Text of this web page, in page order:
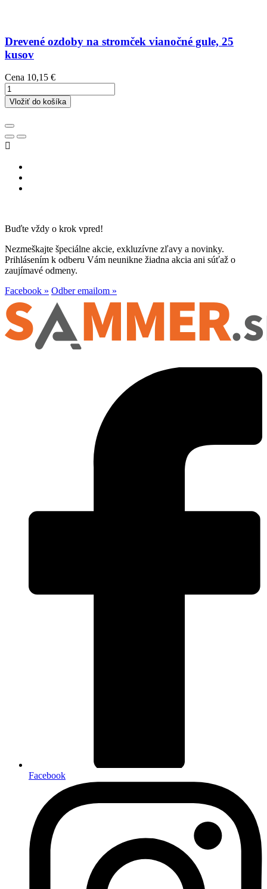
Drevené ozdoby na stromček vianočné gule, 25
kusov
Cena 10,15 €
Vložiť do košíka

Buďte vždy o krok vpred!
Nezmeškajte špeciálne akcie, exkluzívne zľavy a novinky.
Prihlásením k odberu Vám neunikne žiadna akcia ani súťaž o
zaujímavé odmeny.
Facebook » Odber emailom »
Facebook